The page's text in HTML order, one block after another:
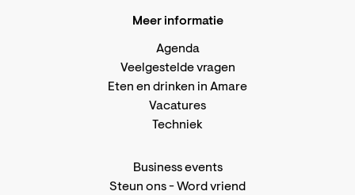
Meer informatie
Agenda
Veelgestelde vragen
Eten en drinken in Amare
Vacatures
Techniek
Business events
Steun ons-Word vriend